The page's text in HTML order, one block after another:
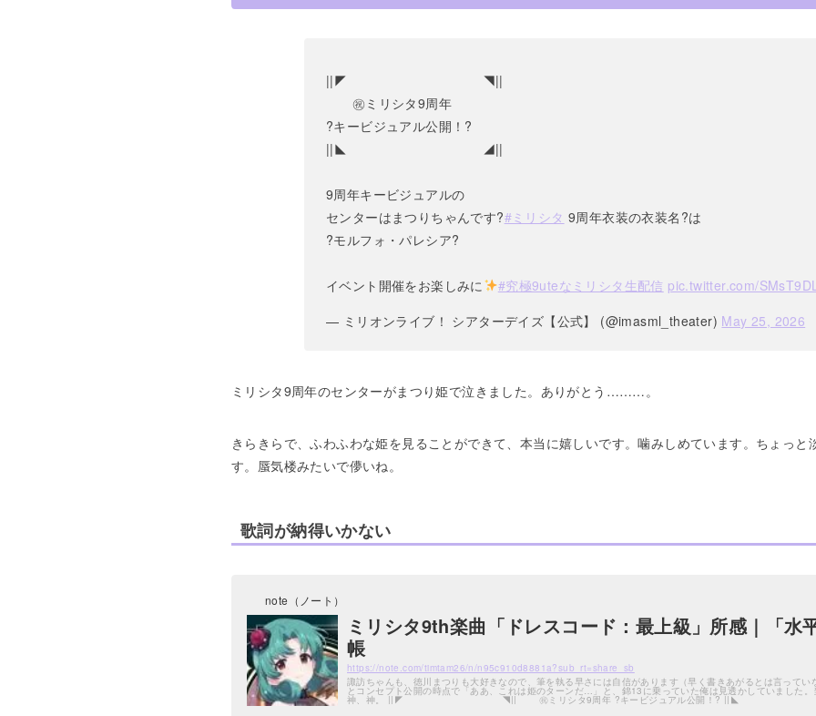
||◤ ◥||
㊗ミリシタ9周年
?キービジュアル公開！?
||◣ ◢||
9周年キービジュアルの
センターはまつりちゃんです?#ミリシタ 9周年衣装の衣装名?は
?モルフォ・パレシア?
イベント開催をお楽しみに #究極9uteなミリシタ生配信 pic.twitter.com/
— ミリオンライブ！ シアターデイズ【公式】 (@imasml_theater) May 25, 2026
ミリシタ9周年のセンターがまつり姫で泣きました。ありがとう………。
きらきらで、ふわふわな姫を見ることができて、本当に嬉しいです。噛みしめています。ちょっ
す。蜃気楼みたいで儚いね。
歌詞が納得いかない
note（ノート）
ミリシタ9th楽曲「ドレスコード：最上級」所感｜「水
帳
https://note.com/timtam26/n/n95c910d8881a?sub_rt=share_sb
諏訪ちゃんも、徳川まつりも大好きなので、筆を執る早さには自信があります（早く書きあがるとは言っていない）。 周年センターにまつり姫をあ
とコンセプト公開の時点で「ああ、これは姫のターンだ…」と、錦13に乗っていた俺は見透かしていました。当たり前ですよ。 周年ビ
神、神。 ||◤ ◥|| ㊗ミリシタ9周年 ?キービジュアル公開！? ||◣ ◢|| 9周年キービジュアルの センターはまつり
ちゃんです?#ミリシタ 9周年衣装の衣装名?は ?モルフォ・パレ...